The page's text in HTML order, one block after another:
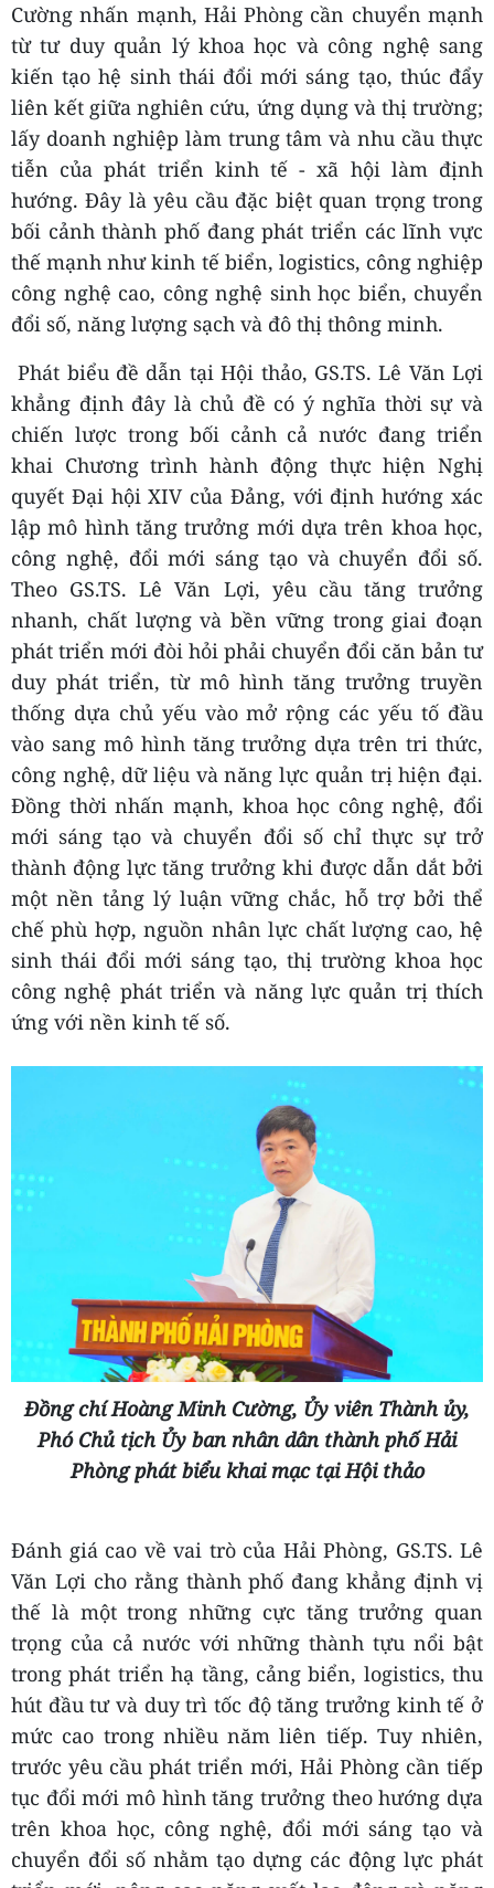
Cường nhấn mạnh, Hải Phòng cần chuyển mạnh
từ tư duy quản lý khoa học và công nghệ sang
kiến tạo hệ sinh thái đổi mới sáng tạo, thúc đẩy
liên kết giữa nghiên cứu, ứng dụng và thị trường;
lấy doanh nghiệp làm trung tâm và nhu cầu thực
tiễn của phát triển kinh tế - xã hội làm định
hướng. Đây là yêu cầu đặc biệt quan trọng trong
bối cảnh thành phố đang phát triển các lĩnh vực
thế mạnh như kinh tế biển, logistics, công nghiệp
công nghệ cao, công nghệ sinh học biển, chuyển
đổi số, năng lượng sạch và đô thị thông minh.
Phát biểu đề dẫn tại Hội thảo, GS.TS. Lê Văn Lợi
khẳng định đây là chủ đề có ý nghĩa thời sự và
chiến lược trong bối cảnh cả nước đang triển
khai Chương trình hành động thực hiện Nghị
quyết Đại hội XIV của Đảng, với định hướng xác
lập mô hình tăng trưởng mới dựa trên khoa học,
công nghệ, đổi mới sáng tạo và chuyển đổi số.
Theo GS.TS. Lê Văn Lợi, yêu cầu tăng trưởng
nhanh, chất lượng và bền vững trong giai đoạn
phát triển mới đòi hỏi phải chuyển đổi căn bản tư
duy phát triển, từ mô hình tăng trưởng truyền
thống dựa chủ yếu vào mở rộng các yếu tố đầu
vào sang mô hình tăng trưởng dựa trên tri thức,
công nghệ, dữ liệu và năng lực quản trị hiện đại.
Đồng thời nhấn mạnh, khoa học công nghệ, đổi
mới sáng tạo và chuyển đổi số chỉ thực sự trở
thành động lực tăng trưởng khi được dẫn dắt bởi
một nền tảng lý luận vững chắc, hỗ trợ bởi thể
chế phù hợp, nguồn nhân lực chất lượng cao, hệ
sinh thái đổi mới sáng tạo, thị trường khoa học
công nghệ phát triển và năng lực quản trị thích
ứng với nền kinh tế số.
Đồng chí Hoàng Minh Cường, Ủy viên Thành ủy,
Phó Chủ tịch Ủy ban nhân dân thành phố Hải
Phòng phát biểu khai mạc tại Hội thảo
Đánh giá cao về vai trò của Hải Phòng, GS.TS. Lê
Văn Lợi cho rằng thành phố đang khẳng định vị
thế là một trong những cực tăng trưởng quan
trọng của cả nước với những thành tựu nổi bật
trong phát triển hạ tầng, cảng biển, logistics, thu
hút đầu tư và duy trì tốc độ tăng trưởng kinh tế ở
mức cao trong nhiều năm liên tiếp. Tuy nhiên,
trước yêu cầu phát triển mới, Hải Phòng cần tiếp
tục đổi mới mô hình tăng trưởng theo hướng dựa
trên khoa học, công nghệ, đổi mới sáng tạo và
chuyển đổi số nhằm tạo dựng các động lực phát